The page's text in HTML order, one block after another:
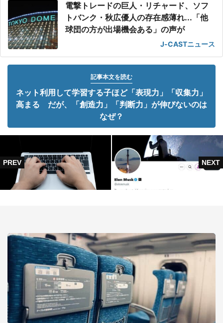
電撃トレードの巨人・リチャード、ソフ
トバンク・秋広優人の存在感薄れ...「他
球団の方が出場機会ある」の声が
J-CASTニュース
記事本文を読む
ネット利用して学習する子ほど「表現力」「収集力」
高まる だが、「創造力」「判断力」が伸びないのは
なぜ？